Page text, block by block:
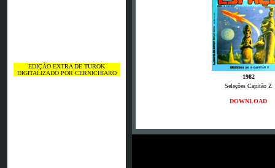
EDIÇÃO EXTRA DE TUROK
DIGITALIZADO POR CERNICHIARO
1982
Seleções Capitão Z
DOWNLOAD